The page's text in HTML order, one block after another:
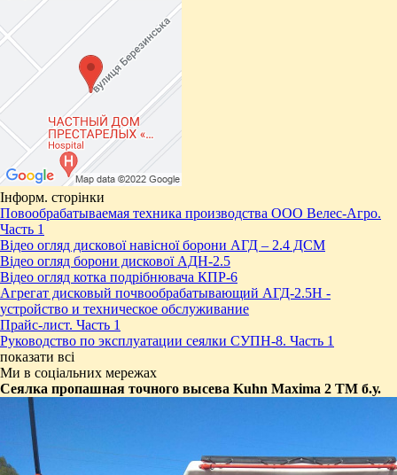
Інформ. сторінки
Повообрабатываемая техника производства ООО Велес-Агро.
Часть 1
Відео огляд дискової навісної борони АГД – 2.4 ДСМ
Відео огляд борони дискової АДН-2.5
Відео огляд котка подрібнювача КПР-6
Агрегат дисковый почвообрабатывающий АГД-2.5Н -
устройство и техническое обслуживание
Прайс-лист. Часть 1
Руководство по эксплуатации сеялки СУПН-8. Часть 1
показати всі
Ми в соціальних мережах
​Сеялка пропашная точного высева Kuhn Maxima 2 TМ б.у.